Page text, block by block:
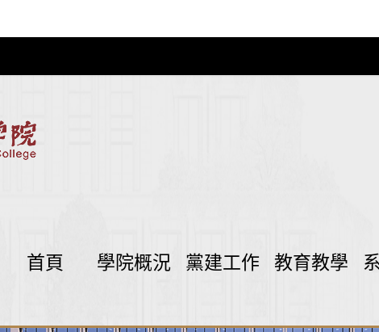
首頁 學院概況 黨建工作 教育教學